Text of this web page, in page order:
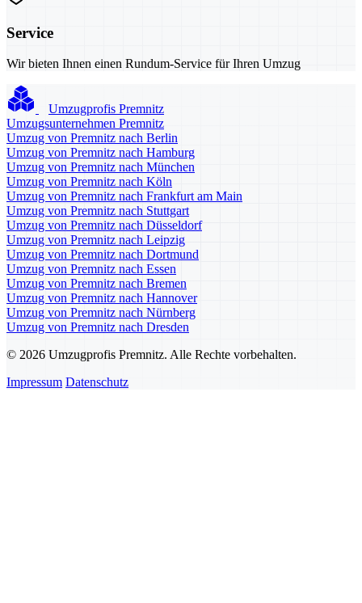
Service
Wir bieten Ihnen einen Rundum-Service für Ihren Umzug
Umzugprofis Premnitz
Umzugsunternehmen Premnitz
Umzug von Premnitz nach Berlin
Umzug von Premnitz nach Hamburg
Umzug von Premnitz nach München
Umzug von Premnitz nach Köln
Umzug von Premnitz nach Frankfurt am Main
Umzug von Premnitz nach Stuttgart
Umzug von Premnitz nach Düsseldorf
Umzug von Premnitz nach Leipzig
Umzug von Premnitz nach Dortmund
Umzug von Premnitz nach Essen
Umzug von Premnitz nach Bremen
Umzug von Premnitz nach Hannover
Umzug von Premnitz nach Nürnberg
Umzug von Premnitz nach Dresden
© 2026 Umzugprofis Premnitz. Alle Rechte vorbehalten.
Impressum Datenschutz